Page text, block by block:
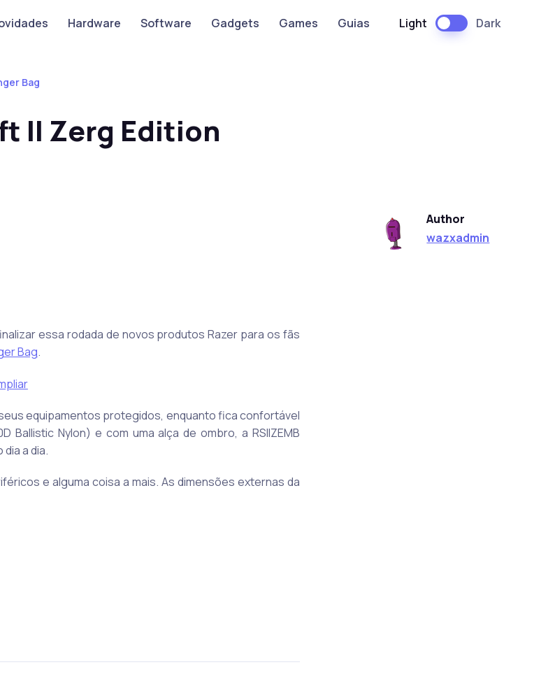
Hardware Software Gadgets Games Guias Light Dark
Bag
II Zerg Edition
Author
wazxadmin
essa rodada de novos produtos Razer para os fãs
Bag.
equipamentos protegidos, enquanto fica confortável
Nylon) e com uma alça de ombro, a RSIIZEMB
a dia.
e alguma coisa a mais. As dimensões externas da